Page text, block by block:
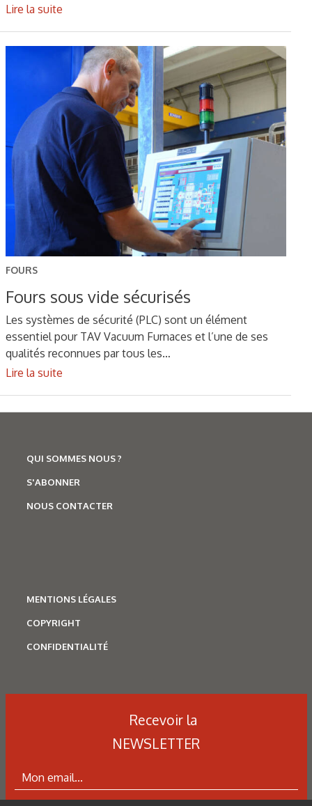
Lire la suite
FOURS
Fours sous vide sécurisés
Les systèmes de sécurité (PLC) sont un élément
essentiel pour TAV Vacuum Furnaces et l’une de ses
qualités reconnues par tous les…
Lire la suite
QUI SOMMES NOUS ?
S'ABONNER
NOUS CONTACTER
MENTIONS LÉGALES
COPYRIGHT
CONFIDENTIALITÉ
Recevoir la
NEWSLETTER